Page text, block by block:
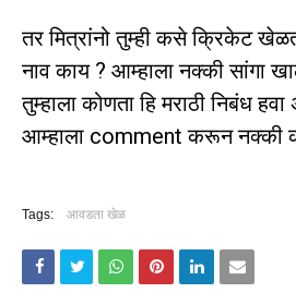
तर मित्रांनो तुम्ही कसे क्रिकेट
नाव काय ? आम्हाला नक्की सांगा
तुम्हाला कोणता हि मराठी निबंध
आम्हाला comment करून नक्की
Tags: आवडता खेळ